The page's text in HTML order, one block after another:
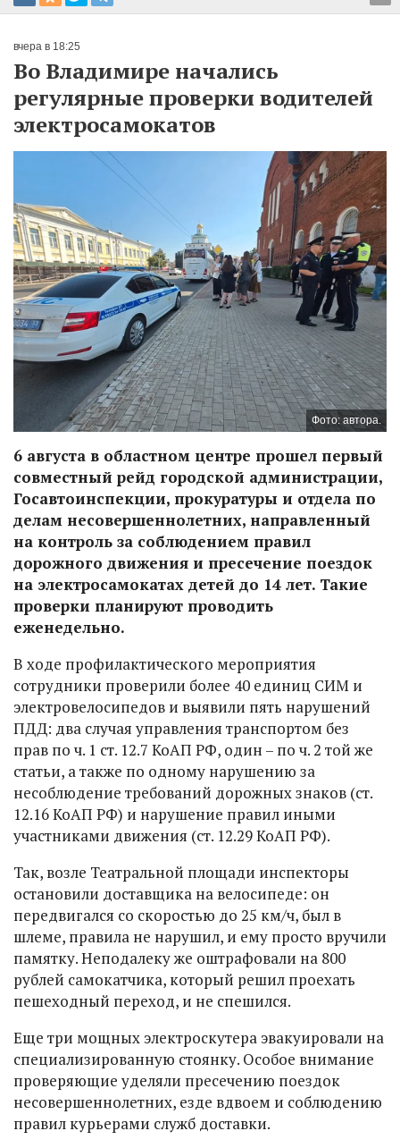
вчера в 18:25
Во Владимире начались
регулярные проверки водителей
электросамокатов
Фото: автора.
6 августа в областном центре прошел первый
совместный рейд городской администрации,
Госавтоинспекции, прокуратуры и отдела по
делам несовершеннолетних, направленный
на контроль за соблюдением правил
дорожного движения и пресечение поездок
на электросамокатах детей до 14 лет. Такие
проверки планируют проводить
еженедельно.
В ходе профилактического мероприятия
сотрудники проверили более 40 единиц СИМ и
электровелосипедов и выявили пять нарушений
ПДД: два случая управления транспортом без
прав по ч. 1 ст. 12.7 КоАП РФ, один – по ч. 2 той же
статьи, а также по одному нарушению за
несоблюдение требований дорожных знаков (ст.
12.16 КоАП РФ) и нарушение правил иными
участниками движения (ст. 12.29 КоАП РФ).
Так, возле Театральной площади инспекторы
остановили доставщика на велосипеде: он
передвигался со скоростью до 25 км/ч, был в
шлеме, правила не нарушил, и ему просто вручили
памятку. Неподалеку же оштрафовали на 800
рублей самокатчика, который решил проехать
пешеходный переход, и не спешился.
Еще три мощных электроскутера эвакуировали на
специализированную стоянку. Особое внимание
проверяющие уделяли пресечению поездок
несовершеннолетних, езде вдвоем и соблюдению
правил курьерами служб доставки.